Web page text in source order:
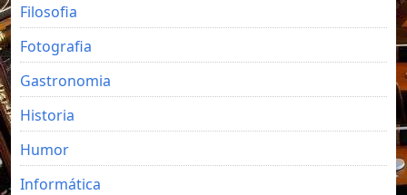
Filosofia
Fotografia
Gastronomia
Historia
Humor
Informática